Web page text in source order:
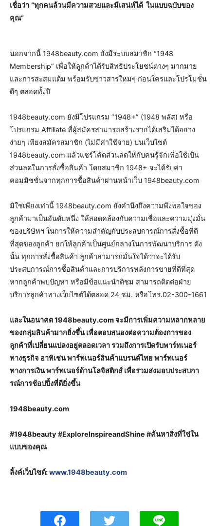
เชื่อว่า “ทุกคนล้วนมีความสวยและมีเสน่ห์ได้ ในแบบฉบับของ
คุณ”
นอกจากนี้ 1948beauty.com ยังมีระบบสมาชิก “1948
Membership” เพื่อให้ลูกค้าได้รับสิทธิประโยชน์ต่างๆ มากมาย
และการสะสมแต้ม พร้อมรับข่าวสารใหม่ๆ ก่อนใครและโปรโมชั่น
ดีๆ ตลอดทั้งปี
1948beauty.com ยังมีโปรแกรม “1948+” (1948 พลัส) หรือ
โปรแกรม Affiliate ที่ผู้สมัครสามารถสร้างรายได้เสริมได้อย่าง
ง่ายๆ เพียงสมัครสมาชิก (ไม่มีค่าใช้จ่าย) บนเว็บไซต์
1948beauty.com แล้วแชร์โค้ดส่วนลดให้กับคนรู้จักเพื่อใช้เป็น
ส่วนลดในการสั่งซื้อสินค้า โดยสมาชิก 1948+ จะได้รับค่า
คอมมิชชั่นจากทุกการซื้อสินค้าผ่านหน้าเว็บ 1948beauty.com
มิใช่เพียงเท่านี้ 1948beauty.com ยังคำนึงถึงความพึงพอใจของ
ลูกค้ามาเป็นอันดับหนึ่ง ให้สอดคล้องกับความเชื่อและความมุ่งมั่น
ของบริษัทฯ ในการให้ความสำคัญกับประสบการณ์การสั่งซื้อที่ดี
ที่สุดของลูกค้า ยกให้ลูกค้าเป็นศูนย์กลางในการพัฒนาบริการ ดัง
นั้น ทุกการสั่งซื้อสินค้า ลูกค้าสามารถมั่นใจได้ว่าจะได้รับ
ประสบการณ์การซื้อสินค้าและการบริการหลังการขายที่ดีที่สุด
หากลูกค้าพบปัญหา หรือมีข้อแนะนำติชม สามารถติดต่อฝ่าย
บริการลูกค้าทางเว็บไซต์ได้ตลอด 24 ชม. หรือโทร.02-300-1661
และในอนาคต 1948beauty.com จะมีการเพิ่มความหลากหลาย
ของกลุ่มสินค้ามากยิ่งขึ้น เพื่อตอบสนองต่อความต้องการของ
ลูกค้าที่เปลี่ยนแปลงอยู่ตลอดเวลา รวมถึงการเปิดรับพาร์ทเนอร์
ทางธุรกิจ อาทิเช่น พาร์ทเนอร์สินค้าแบรนด์ไทย พาร์ทเนอร์
ทางการเงิน พาร์ทเนอร์ด้านโลจิสติกส์ เพื่อร่วมส่งมอบประสบกา
รณ์การช้อปปิ้งที่ดียิ่งขึ้น
1948beauty.com
#1948beauty #ExploreInspireandShine #ค้นหาสิ่งที่ใช่ใน
แบบของคุณ
ลิ้งค์เว็บไซต์:www.1948beauty.com